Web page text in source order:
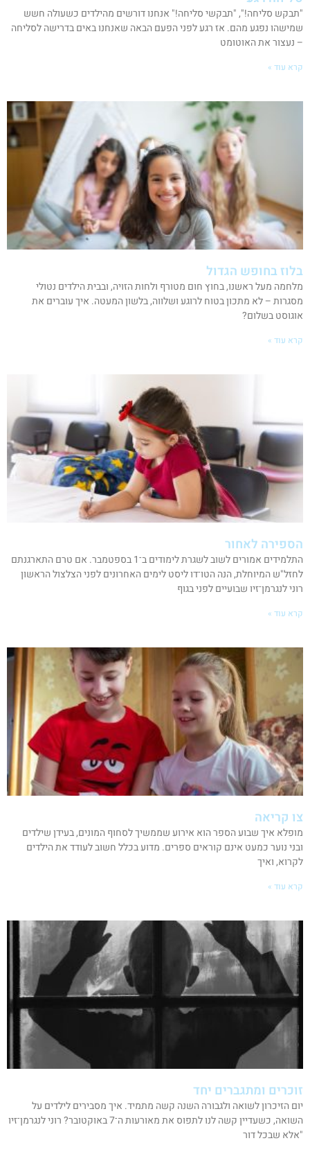
"תבקש סליחה!", "תבקשי סליחה!" אנחנו דורשים מהילדים כשעולה חשש
שמישהו נפגע מהם. אז רגע לפני הפעם הבאה שאנחנו באים בדרישה לסליחה
– נעצור את האוטומט
קרא עוד »
בלוז בחופש הגדול
מלחמה מעל ראשנו, בחוץ חום מטורף ולחות הזויה, ובבית הילדים נטולי
מסגרות – לא מתכון בטוח לרוגע ושלווה, בלשון המעטה. איך עוברים את
אוגוסט בשלום?
קרא עוד »
הספירה לאחור
התלמידים אמורים לשוב לשגרת לימודים ב־1 בספטמבר. אם טרם התארגנתם
לחזל"ש המיוחלת, הנה הטו־דו ליסט לימים האחרונים לפני הצלצול הראשון
רוני לנגרמן־זיו שבועיים לפני בגוף
קרא עוד »
צו קריאה
מופלא איך שבוע הספר הוא אירוע שממשיך לסחוף המונים, בעידן שילדים
ובני נוער כמעט אינם קוראים ספרים. מדוע בכלל חשוב לעודד את הילדים
לקרוא, ואיך
קרא עוד »
זוכרים ומתגברים יחד
יום הזיכרון לשואה ולגבורה השנה קשה מתמיד. איך מסבירים לילדים על
השואה, כשעדיין קשה לנו לתפוס את מאורעות ה־7 באוקטובר? רוני לנגרמן־זיו
"אלא שבכל דור